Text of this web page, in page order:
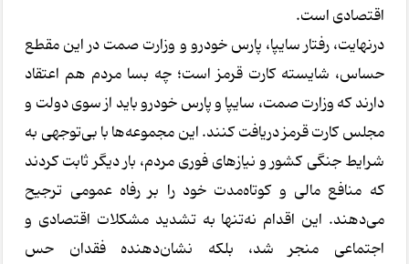
اقتصادی است.
درنهایت، رفتار سایپا، پارس خودرو و وزارت صمت در این مقطع
حساس، شایسته کارت قرمز است؛ چه بسا مردم هم اعتقاد
دارند که وزارت صمت، سایپا و پارس خودرو باید از سوی دولت و
مجلس کارت قرمز دریافت کنند. این مجموعه‌ها با بی‌توجهی به
شرایط جنگی کشور و نیازهای فوری مردم، بار دیگر ثابت کردند
که منافع مالی و کوتاه‌مدت خود را بر رفاه عمومی ترجیح
می‌دهند. این اقدام نه‌تنها به تشدید مشکلات اقتصادی و
اجتماعی منجر شد، بلکه نشان‌دهنده فقدان حس